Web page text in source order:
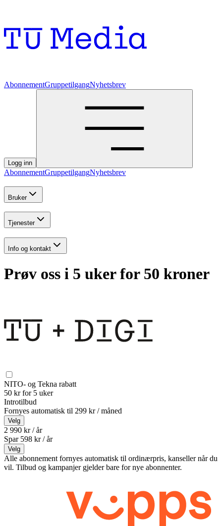
AbonnementGruppetilgangNyhetsbrev
Logg inn
AbonnementGruppetilgangNyhetsbrev
Bruker
Tjenester
Info og kontakt
Prøv oss i 5 uker for 50 kroner
NITO- og Tekna rabatt
50 kr for 5 uker
Introtilbud
Fornyes automatisk til 299 kr / måned
Velg
2 990 kr / år
Spar 598 kr /år
Velg
Alle abonnement fornyes automatisk til ordinærpris, kanseller når du
vil. Tilbud og kampanjer gjelder bare for nye abonnenter.